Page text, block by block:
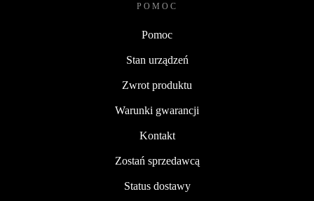
POMOC
Pomoc
Stan urządzeń
Zwrot produktu
Warunki gwarancji
Kontakt
Zostań sprzedawcą
Status dostawy